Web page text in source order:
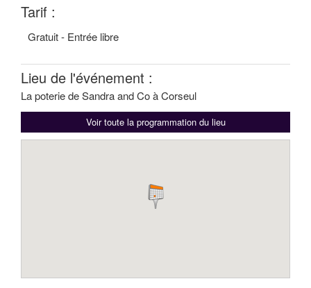
Tarif :
Gratuit - Entrée libre
Lieu de l'événement :
La poterie de Sandra and Co à Corseul
Voir toute la programmation du lieu